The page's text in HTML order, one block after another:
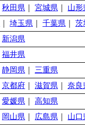
秋田県 宮城県 山形
埼玉県 千葉県 茨
新潟県
福井県
静岡県
三重県
京都府 滋賀県 奈良
愛媛県
高知県
岡山県 広島県
山口